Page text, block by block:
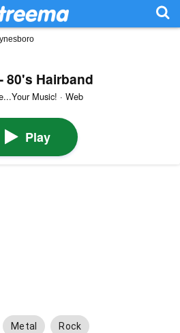
80's Hairband
Music! · Web
Play
Metal Rock